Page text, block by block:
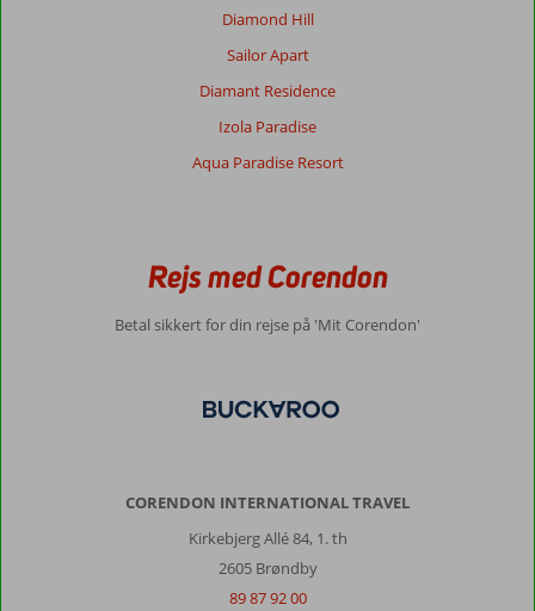
Diamond Hill
Sailor Apart
Diamant Residence
Izola Paradise
Aqua Paradise Resort
Rejs med Corendon
Betal sikkert for din rejse på 'Mit Corendon'
CORENDON INTERNATIONAL TRAVEL
Kirkebjerg Allé 84, 1. th
2605 Brøndby
89 87 92 00